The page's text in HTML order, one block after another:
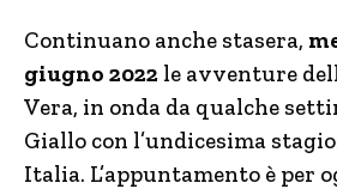
Continuano anche stasera,
giugno 2022 le avventure
Vera, in onda da qualche
Giallo con l’undicesima
Italia. L’appuntamento è per